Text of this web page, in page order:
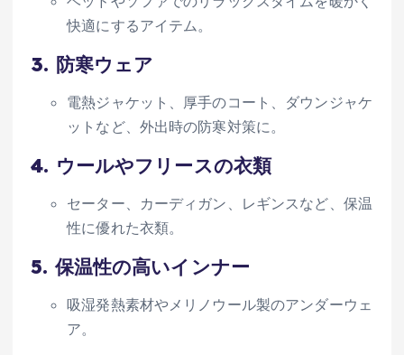
快適にするアイテム。
3. 防寒ウェア
電熱ジャケット、厚手のコート、ダウンジャケ
ットなど、外出時の防寒対策に。
4. ウールやフリースの衣類
セーター、カーディガン、レギンスなど、保温
性に優れた衣類。
5.保温性の高いインナー
吸湿発熱素材やメリノウール製のアンダーウェ
ア。